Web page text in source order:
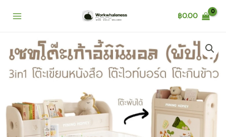
฿0.00